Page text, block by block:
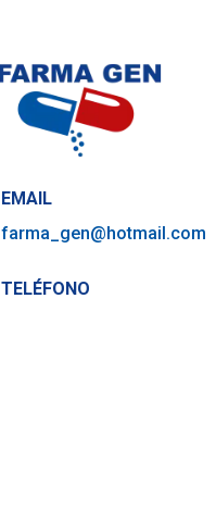
EMAIL
farma_gen@hotmail.com
TELÉFONO